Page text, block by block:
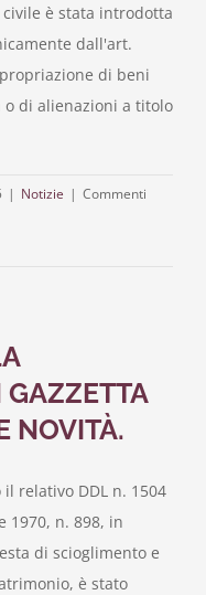
civile è stata introdotta
dall'art.
di beni
di alienazioni a titolo
| Notizie | Commenti
NOVITÀ.
relativo DDL n. 1504
1970, n. 898, in
di scioglimento e
è stato